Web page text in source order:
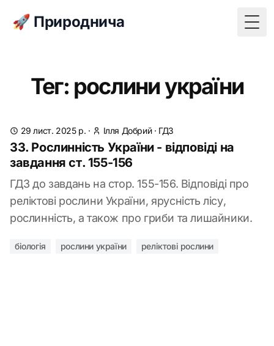
🚀 Природнича
Тег: рослини україни
29 лист. 2025 р. · Ілля Добрий· ГДЗ
33. Рослинність України - відповіді на
завдання ст. 155-156
ГДЗ до завдань на стор. 155-156. Відповіді про
реліктові рослини України, ярусність лісу,
рослинність, а також про гриби та лишайники.
біологія рослини україни реліктові рослини